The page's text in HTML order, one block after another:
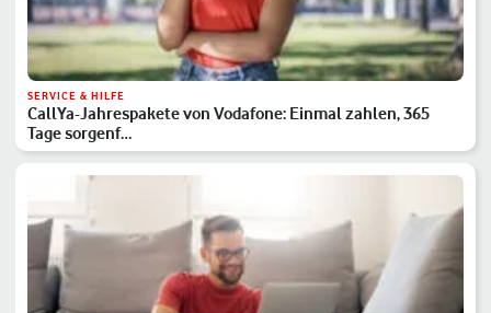
SERVICE & HILFE
CallYa-Jahrespakete von Vodafone: Einmal zahlen, 365
Tage sorgenf…